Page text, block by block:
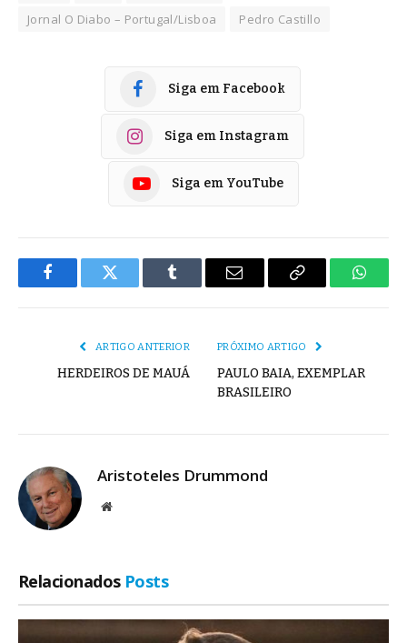
Jornal O Diabo – Portugal/Lisboa
Pedro Castillo
Siga em Facebook
Siga em Instagram
Siga em YouTube
FacebookTwitter Tumblr
E-
Copiar
ARTIGO ANTERIOR
HERDEIROS DE MAUÁ
PRÓXIMO ARTIGO
PAULO BAIA, EXEMPLAR
BRASILEIRO
Aristoteles Drummond
Site
Relacionados Posts